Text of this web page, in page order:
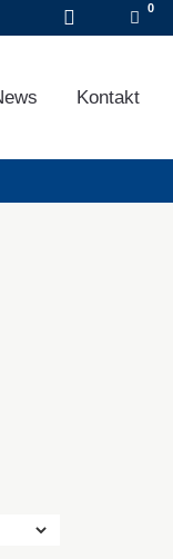
Kontakt